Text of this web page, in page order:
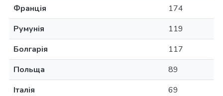
Франція
174
Румунія
119
Болгарія
117
Польща
89
Італія
69